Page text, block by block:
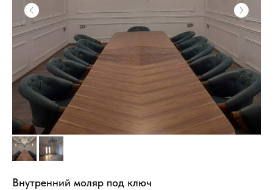
Внутренний моляр под ключ